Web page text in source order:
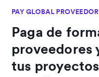
PAY GLOBAL
Paga de
proveedores
tus